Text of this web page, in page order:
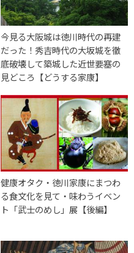
今見る大阪城は徳川時代の再建
だった！秀吉時代の大坂城を徹
底破壊して築城した近世要塞の
見どころ【どうする家康】
健康オタク・徳川家康にまつわ
る食文化を見て・味わうイベン
ト「武士のめし」展【後編】